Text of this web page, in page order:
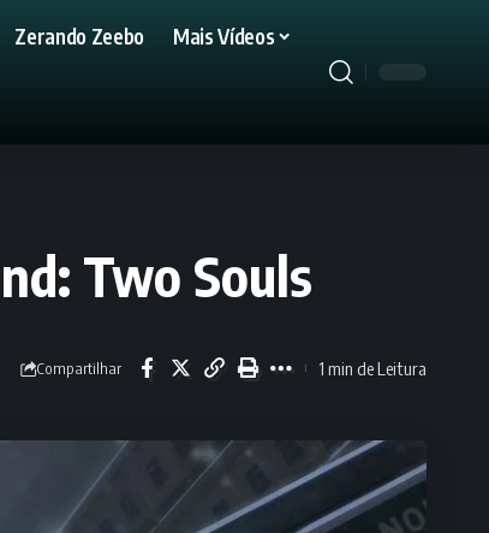
Zerando Zeebo Mais Vídeos
Two Souls
Compartilhar 1 min de Leitura